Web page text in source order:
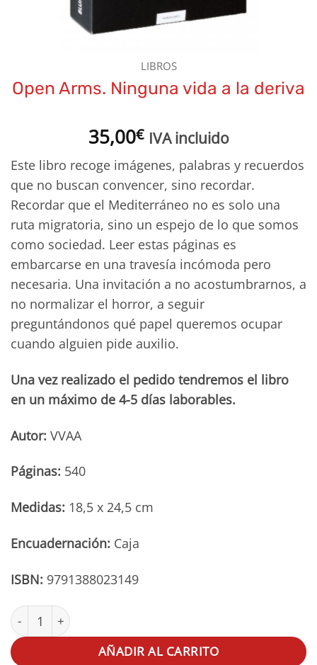
LIBROS
Open Arms. Ninguna vida a la deriva
35,00€ IVA incluido
Este libro recoge imágenes, palabras y recuerdos
que no buscan convencer, sino recordar.
Recordar que el Mediterráneo no es solo una
ruta migratoria, sino un espejo de lo que somos
como sociedad. Leer estas páginas es
embarcarse en una travesía incómoda pero
necesaria. Una invitación a no acostumbrarnos, a
no normalizar el horror, a seguir
preguntándonos qué papel queremos ocupar
cuando alguien pide auxilio.
Una vez realizado el pedido tendremos el libro
en un máximo de 4-5 días laborables.
Autor: VVAA
Páginas: 540
Medidas: 18,5 x 24,5 cm
Encuadernación: Caja
ISBN: 9791388023149
Open Arms. Ninguna vida a la deriva cantidad
AÑADIR AL CARRITO